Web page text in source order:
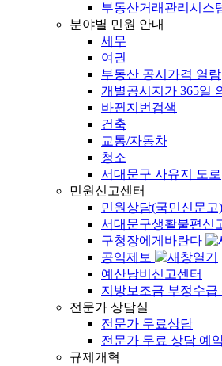
부동산거래관리시스
분야별 민원 안내
세무
여권
부동산 공시가격 열람
개별공시지가 365일
바뀐지번검색
건축
교통/자동차
청소
서대문구 사유지 도로
민원신고센터
민원상담(국민신문고)
서대문구생활불편신
구청장에게바란다
공익제보
예산낭비신고센터
지방보조금 부정수급
전문가 상담실
전문가 무료상담
전문가 무료 상담 예
규제개혁